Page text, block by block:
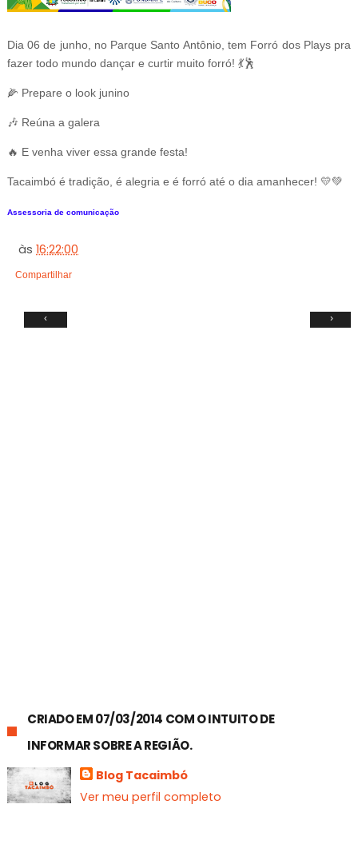
Dia 06 de junho, no Parque Santo Antônio, tem Forró dos Plays pra
fazer todo mundo dançar e curtir muito forró! 💃🕺
🌽 Prepare o look junino
🎶 Reúna a galera
🔥 E venha viver essa grande festa!
Tacaimbó é tradição, é alegria e é forró até o dia amanhecer! 💛💚
Assessoria de comunicação
às16:22:00
Compartilhar
‹ ›
CRIADO EM 07/03/2014 COM O INTUITO DE
INFORMAR SOBRE A REGIÃO.
Blog Tacaimbó
Ver meu perfil completo